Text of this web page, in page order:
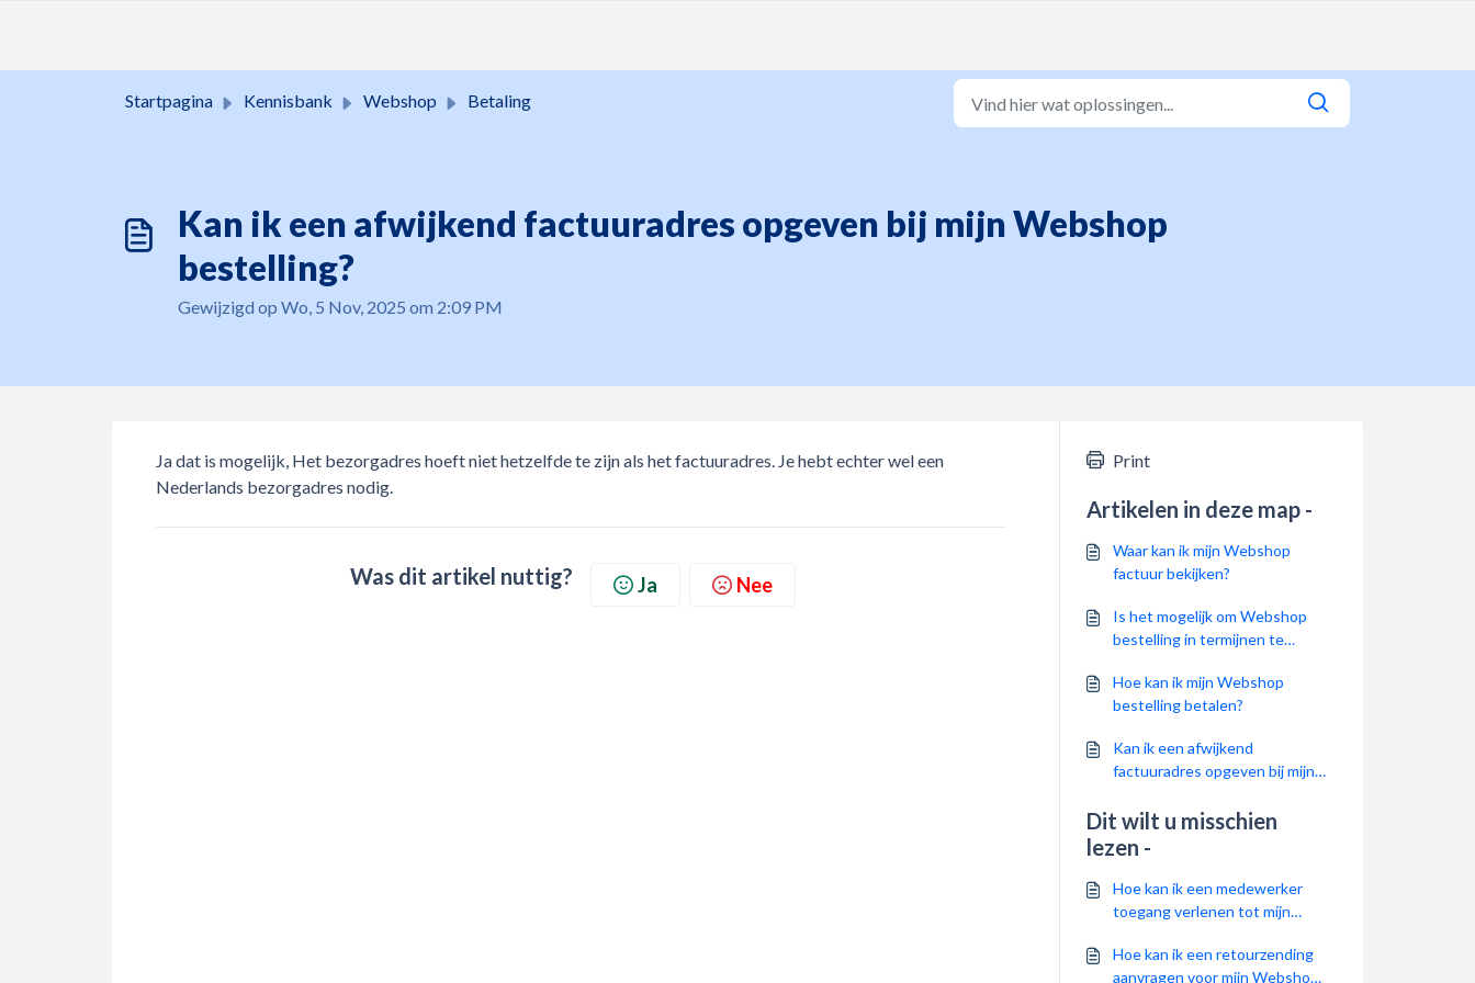
Startpagina Kennisbank Webshop Betaling
Kan ik een afwijkend factuuradres opgeven bij mijn Webshop
bestelling?
Gewijzigd op Wo, 5 Nov, 2025 om 2:09 PM
Ja dat is mogelijk, Het bezorgadres hoeft niet hetzelfde te zijn als het factuuradres. Je hebt echter wel een
Nederlands bezorgadres nodig.
Was dit artikel nuttig? Ja Nee
Print
Artikelen in deze map -
Waar kan ik mijn Webshop
factuur bekijken?
Is het mogelijk om Webshop
bestelling in termijnen te
Hoe kan ik mijn Webshop
bestelling betalen?
Kan ik een afwijkend
factuuradres opgeven bij mijn
Dit wilt u misschien
lezen -
Hoe kan ik een medewerker
toegang verlenen tot mijn
Webshop?
Hoe kan ik een retourzending
aanvragen voor mijn Webshop